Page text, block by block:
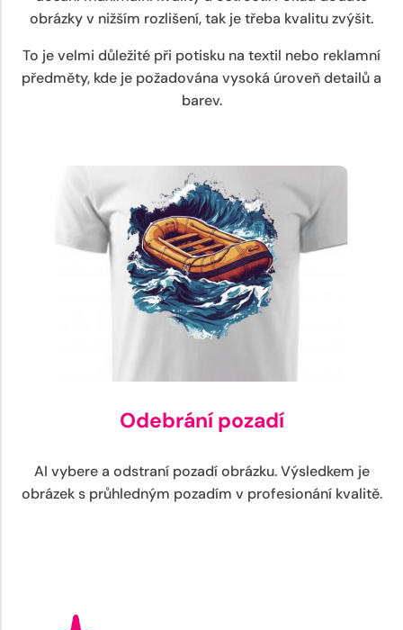
obrázky v nižším rozlišení, tak je třeba kvalitu zvýšit.
To je velmi důležité při potisku na textil nebo reklamní
předměty, kde je požadována vysoká úroveň detailů a
barev.
Odebrání pozadí
AI vybere a odstraní pozadí obrázku. Výsledkem je
obrázek s průhledným pozadím v profesionání kvalitě.